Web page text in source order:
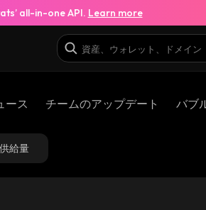
all-in-one API. Learn more
ース チームのアップデート バブ
給量